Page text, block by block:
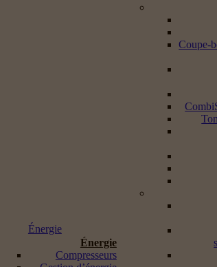
Énergie
Énergie
Compresseurs
Coupe-